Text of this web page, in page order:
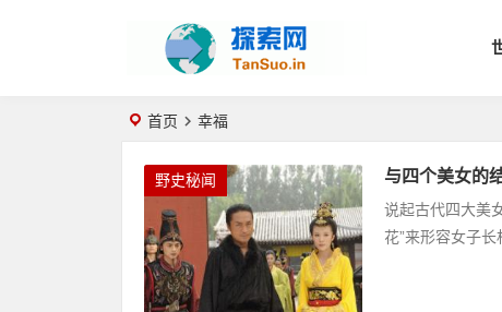
首页 幸福
野史秘闻 与四个美女的
说起古代四大美
花”来形容女子